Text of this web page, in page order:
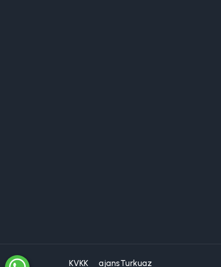
KVKK ajansTurkuaz